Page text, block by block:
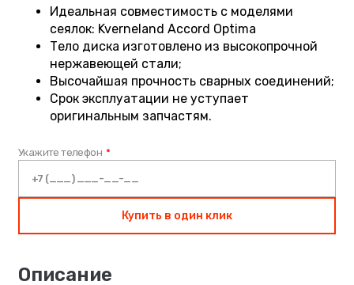
Идеальная совместимость с моделями
сеялок: Kverneland Accord Optima
Тело диска изготовлено из высокопрочной
нержавеющей стали;
Высочайшая прочность сварных соединений;
Срок эксплуатации не уступает
оригинальным запчастям.
Укажите телефон
Купить в один клик